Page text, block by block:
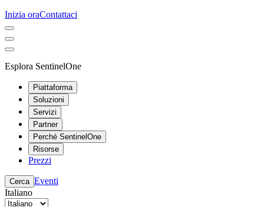
Inizia oraContattaci
Esplora SentinelOne
Piattaforma
Soluzioni
Servizi
Partner
Perché SentinelOne
Risorse
Prezzi
Cerca Eventi
Italiano